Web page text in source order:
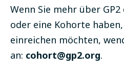
Wenn Sie mehr über
oder eine Kohorte
einreichen möchten,
an: cohort@gp2.org.